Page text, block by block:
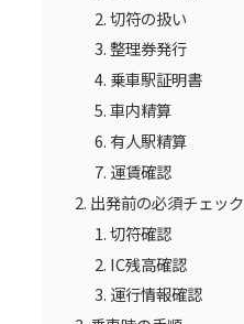
切符の扱い
整理券発行
乗車駅証明書
車内精算
有人駅精算
運賃確認
出発前の必須チェック
切符確認
IC残高確認
運行情報確認